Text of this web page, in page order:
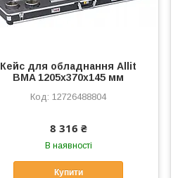
Кейс для обладнання Allit
BMA 1205х370х145 мм
12726488804
8 316 ₴
В наявності
Купити